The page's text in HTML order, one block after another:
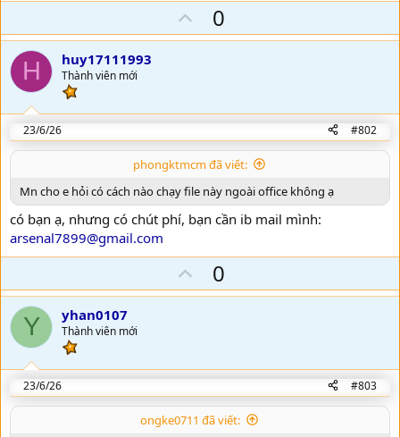
U
p
e
0
H huy17111993
Thành viên mới
23/6/26 #802
phongktmcm đã viết:
Mn cho e hỏi có cách nào chạy file này ngoài office không ạ
có bạn ạ, nhưng có chút phí, bạn cần ib mail mình:
arsenal7899@gmail.com
U
p
e
0
Y yhan0107
Thành viên mới
23/6/26 #803
ongke0711 đã viết: